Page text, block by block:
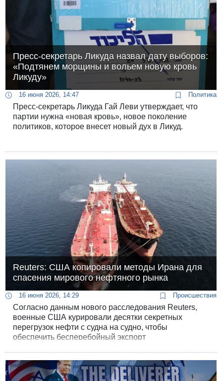
Пресс-секретарь Ликуда назвал дату выборов:
«Подтянем морщины и вольем новую кровь
Ликуду»
16 июня 2026, 14:47 Политика
Пресс-секретарь Ликуда Гай Леви утверждает, что
партии нужна «новая кровь», новое поколение
политиков, которое внесет новый дух в Ликуд.
Reuters: США копировали методы Ирана для
спасения мирового нефтяного рынка
16 июня 2026, 14:29 Происшествия
Согласно данным нового расследования Reuters,
военные США курировали десятки секретных
перегрузок нефти с судна на судно, чтобы
обеспечить бесперебойный экспорт
беспилотники, а также вертолеты для
сопровождения конвоев к ожидающим танкерам.